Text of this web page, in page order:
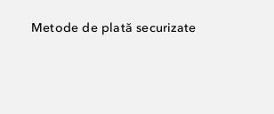
Metode de plată securizate